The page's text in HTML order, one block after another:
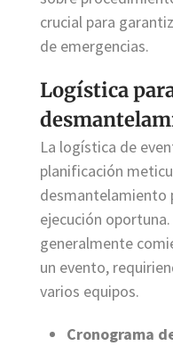
crucial para
de emergencias.
Logística
La logística de
planificación
desmantelamiento
ejecución
generalmente
un evento,
varios equipos.
Cronograma